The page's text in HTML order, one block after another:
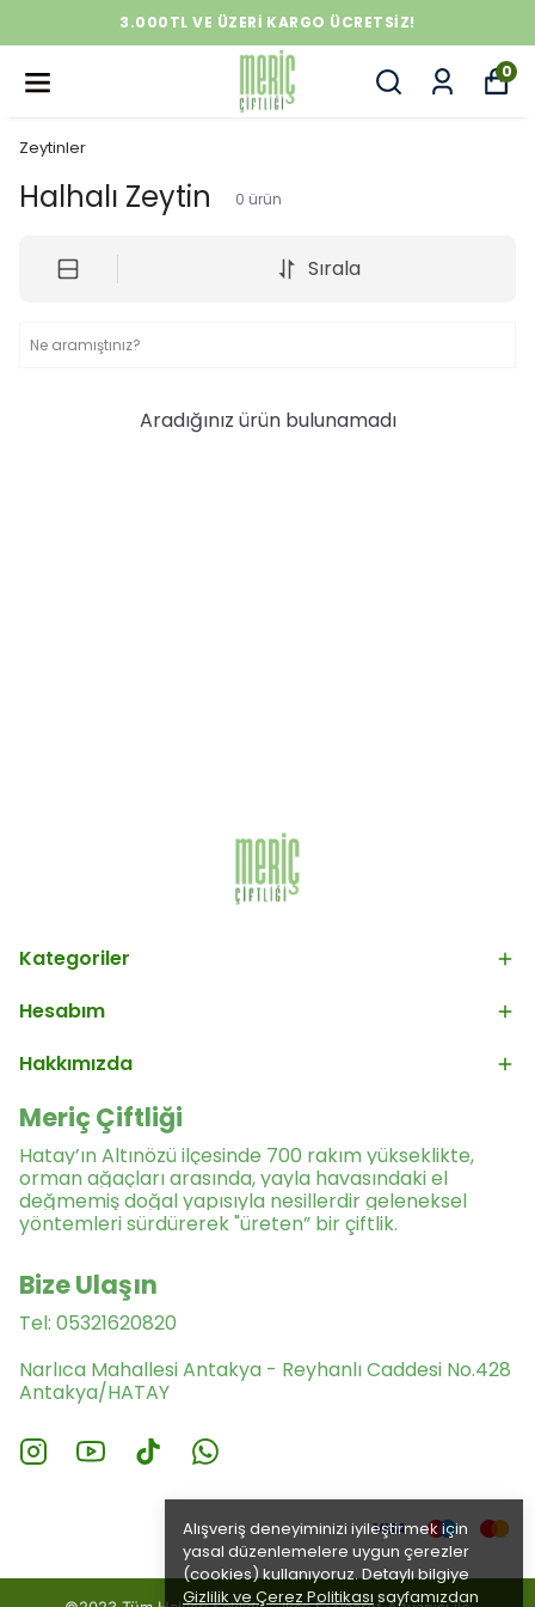
3.000TL VE ÜZERİ KARGO ÜCRETSİZ!
0
Alışveriş deneyiminizi iyileştirmek için
yasal düzenlemelere uygun çerezler
(cookies) kullanıyoruz. Detaylı bilgiye
Gizlilik ve Çerez Politikası sayfamızdan
Zeytinler
Halhalı Zeytin 0 ürün
Sırala
Aradığınız ürün bulunamadı
Kategoriler
Hesabım
Hakkımızda
Meriç Çiftliği
Hatay’ın Altınözü ilçesinde 700 rakım yükseklikte,
orman ağaçları arasında, yayla havasındaki el
değmemiş doğal yapısıyla nesillerdir geleneksel
yöntemleri sürdürerek "üreten” bir çiftlik.
Bize Ulaşın
Tel: 05321620820
Narlıca Mahallesi Antakya - Reyhanlı Caddesi No.428
Antakya/HATAY